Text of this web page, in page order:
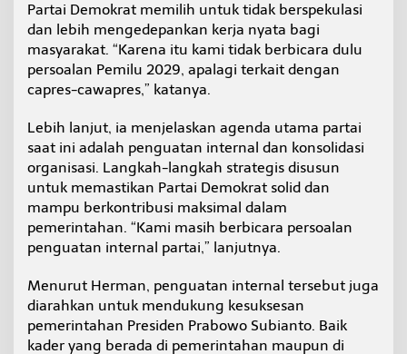
Partai Demokrat memilih untuk tidak berspekulasi
dan lebih mengedepankan kerja nyata bagi
masyarakat. “Karena itu kami tidak berbicara dulu
persoalan Pemilu 2029, apalagi terkait dengan
capres-cawapres,” katanya.
Lebih lanjut, ia menjelaskan agenda utama partai
saat ini adalah penguatan internal dan konsolidasi
organisasi. Langkah-langkah strategis disusun
untuk memastikan Partai Demokrat solid dan
mampu berkontribusi maksimal dalam
pemerintahan. “Kami masih berbicara persoalan
penguatan internal partai,” lanjutnya.
Menurut Herman, penguatan internal tersebut juga
diarahkan untuk mendukung kesuksesan
pemerintahan Presiden Prabowo Subianto. Baik
kader yang berada di pemerintahan maupun di